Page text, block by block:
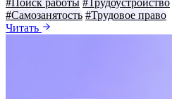
#Поиск работы #Трудоустройство
#Самозанятость #Трудовое право
Читать